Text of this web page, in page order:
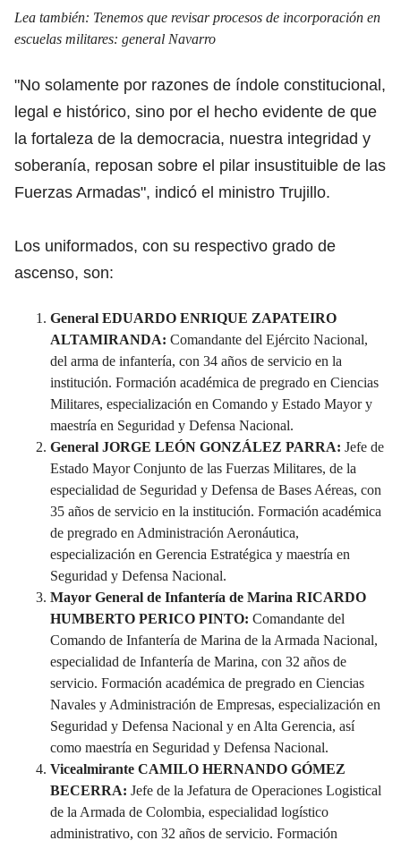
Lea también: Tenemos que revisar procesos de incorporación en
escuelas militares: general Navarro
"No solamente por razones de índole constitucional,
legal e histórico, sino por el hecho evidente de que
la fortaleza de la democracia, nuestra integridad y
soberanía, reposan sobre el pilar insustituible de las
Fuerzas Armadas", indicó el ministro Trujillo.
Los uniformados, con su respectivo grado de
ascenso, son:
General EDUARDO ENRIQUE ZAPATEIRO
ALTAMIRANDA: Comandante del Ejército Nacional,
del arma de infantería, con 34 años de servicio en la
institución. Formación académica de pregrado en Ciencias
Militares, especialización en Comando y Estado Mayor y
maestría en Seguridad y Defensa Nacional.
General JORGE LEÓN GONZÁLEZ PARRA: Jefe de
Estado Mayor Conjunto de las Fuerzas Militares, de la
especialidad de Seguridad y Defensa de Bases Aéreas, con
35 años de servicio en la institución. Formación académica
de pregrado en Administración Aeronáutica,
especialización en Gerencia Estratégica y maestría en
Seguridad y Defensa Nacional.
Mayor General de Infantería de Marina RICARDO
HUMBERTO PERICO PINTO: Comandante del
Comando de Infantería de Marina de la Armada Nacional,
especialidad de Infantería de Marina, con 32 años de
servicio. Formación académica de pregrado en Ciencias
Navales y Administración de Empresas, especialización en
Seguridad y Defensa Nacional y en Alta Gerencia, así
como maestría en Seguridad y Defensa Nacional.
Vicealmirante CAMILO HERNANDO GÓMEZ
BECERRA: Jefe de la Jefatura de Operaciones Logistical
de la Armada de Colombia, especialidad logístico
administrativo, con 32 años de servicio. Formación